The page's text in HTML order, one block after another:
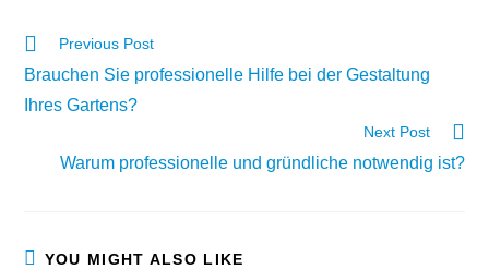
Previous Post
Brauchen Sie professionelle Hilfe bei der Gestaltung
Ihres Gartens?
Next Post
Warum professionelle und gründliche notwendig ist?
YOU MIGHT ALSO LIKE